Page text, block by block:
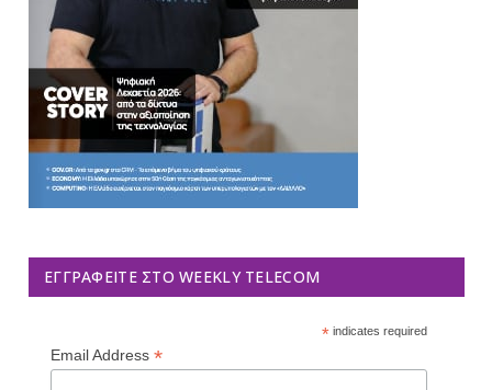
ΕΓΓΡΑΦΕΊΤΕ ΣΤΟ WEEKLY TELECOM
*indicates required
Email Address *